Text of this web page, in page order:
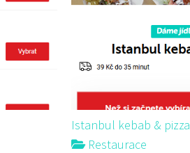
Istanbul kebab & pizza
Restaurace